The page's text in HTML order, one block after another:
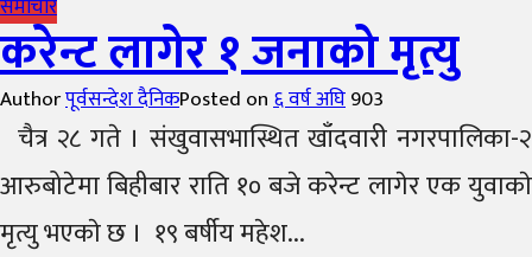
करेन्ट लागेर १ जनाको मृत्यु
Authorपूर्वसन्देश दैनिकPosted on६ वर्ष अघि903
चैत्र २८ गते । संखुवासभास्थित खाँदवारी नगरपालिका-२
आरुबोटेमा बिहीबार राति १० बजे करेन्ट लागेर एक युवाकाे
मृत्यु भएकाे छ । १९ बर्षीय महेश...